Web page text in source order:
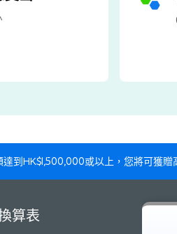
到HK$1,500,000或以上，您將可獲
算表